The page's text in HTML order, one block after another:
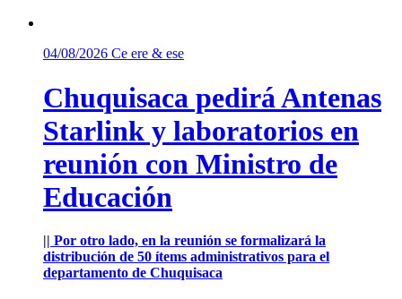
04/08/2026 Ce ere & ese
Chuquisaca pedirá Antenas
Starlink y laboratorios en
reunión con Ministro de
Educación
|| Por otro lado, en la reunión se formalizará la
distribución de 50 ítems administrativos para el
departamento de Chuquisaca